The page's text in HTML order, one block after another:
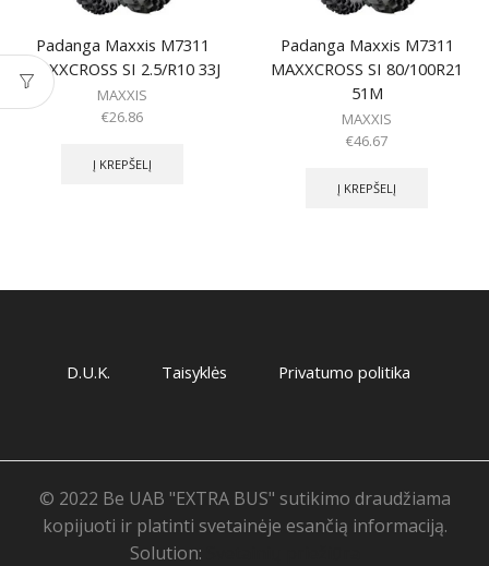
Padanga Maxxis M7311
MAXXCROSS SI 2.5/R10 33J
MAXXIS
€26.86
Į KREPŠELĮ
Padanga Maxxis M7311
MAXXCROSS SI 80/100R21
51M
MAXXIS
€46.67
Į KREPŠELĮ
D.U.K. Taisyklės Privatumo politika
© 2022 Be UAB "EXTRA BUS" sutikimo draudžiama
kopijuoti ir platinti svetainėje esančią informaciją.
Solution: